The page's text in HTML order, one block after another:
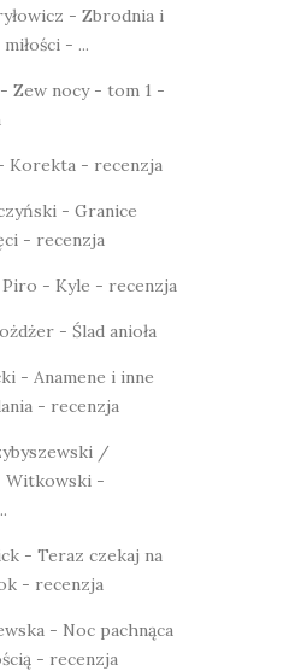
- Zbrodnia i
- ...
Zew nocy - tom 1 -
Korekta - recenzja
- Granice
- recenzja
Piro - Kyle - recenzja
- Ślad anioła
- Anamene i inne
- recenzja
/
Witkowski -
- Teraz czekaj na
- recenzja
- Noc pachnąca
- recenzja